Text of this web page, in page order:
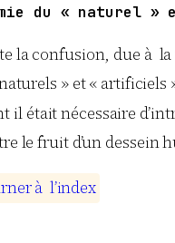
du « naturel
la confusion, due à
» et «
il était nécessaire
le fruit d’un dessein
rnerà l’index